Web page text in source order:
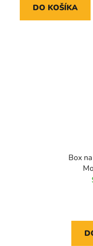
DO KOŠÍKA
Box